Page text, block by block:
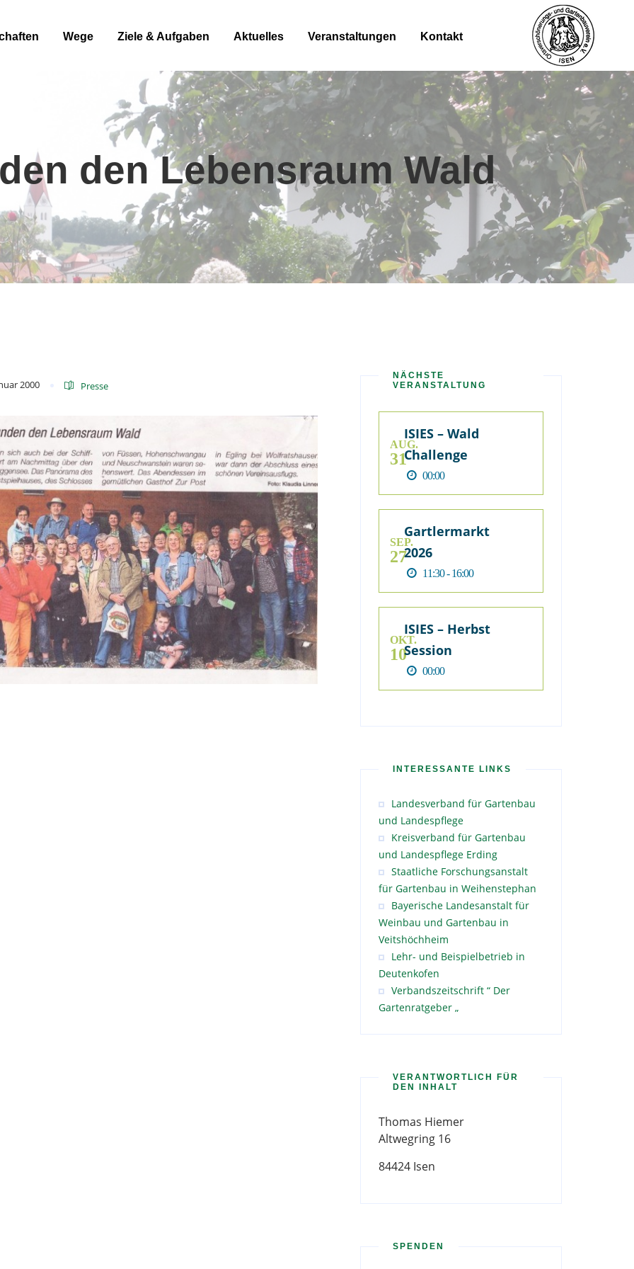
Wege Ziele & Aufgaben Aktuelles Veranstaltungen Kontakt
den Lebensraum Wald
2000 Presse
NÄCHSTE
VERANSTALTUNG
AUG.
31
ISIES – Wald
Challenge
00:00
SEP.
27
Gartlermarkt
2026
11:30 - 16:00
OKT.
10
ISIES – Herbst
Session
00:00
INTERESSANTE LINKS
Landesverband für Gartenbau
und Landespflege
Kreisverband für Gartenbau
und Landespflege Erding
Staatliche Forschungsanstalt
für Gartenbau in Weihenstephan
Bayerische Landesanstalt für
Weinbau und Gartenbau in
Veitshöchheim
Lehr- und Beispielbetrieb in
Deutenkofen
Verbandszeitschrift “ Der
Gartenratgeber „
VERANTWORTLICH FÜR
DEN INHALT
Thomas Hiemer
Altwegring 16
84424 Isen
SPENDEN